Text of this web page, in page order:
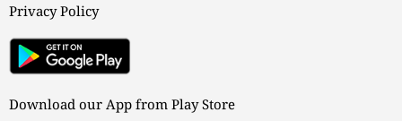
Privacy Policy
Download our App from Play Store